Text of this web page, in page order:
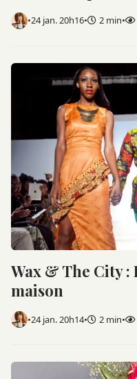
•24 jan. 20h16• 2 min•
Wax & The City :
maison
•24 jan. 20h14• 2 min•